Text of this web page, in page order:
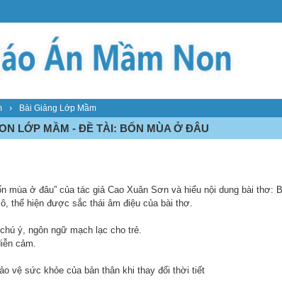
› Bài Giảng Lớp Mầm
LỚP MẦM - ĐỀ TÀI: BỐN MÙA Ở ĐÂU
mùa ở đâu” của tác giả Cao Xuân Sơn và hiểu nội dung bài thơ:
thể hiện được sắc thái âm điệu của bài thơ.
ý, ngôn ngữ mạch lạc cho trẻ.
cảm.
vệ sức khỏe của bản thân khi thay đổi thời tiết